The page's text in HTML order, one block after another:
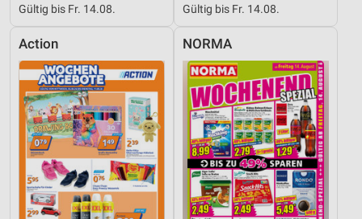
Gültig bis Fr. 14.08. Gültig bis Fr. 14.08.
Action NORMA